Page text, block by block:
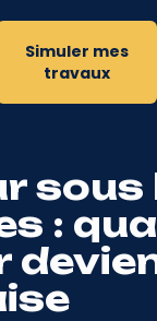
Simuler mes
travaux
sous
: